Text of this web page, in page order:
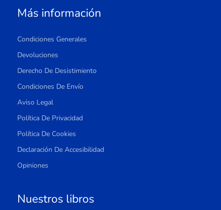
Más información
Condiciones Generales
Devoluciones
Derecho De Desistimiento
Condiciones De Envío
Aviso Legal
Política De Privacidad
Política De Cookies
Declaración De Accesibilidad
Opiniones
Nuestros libros